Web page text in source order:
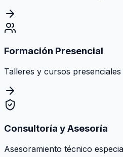
Formación Presencial
Talleres y cursos
Consultoría y Asesoría
Asesoramiento técnico